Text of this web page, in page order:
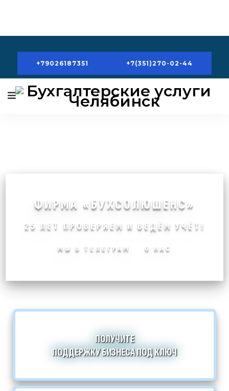
+79026187351 +7(351)270-02-44
ФИРМА «БУХСОЛЮШЕНС»
25 ЛЕТ ПРОВЕРЯЕМ И ВЕДЁМ УЧЁТ!
МЫ В ТЕЛЕГРАМ О НАС
ПОЛУЧИТЕ
ПОДДЕРЖКУ БИЗНЕСА ПОД КЛЮЧ